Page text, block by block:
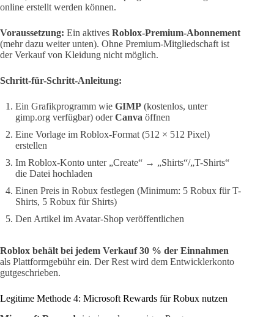
online erstellt werden können.
Voraussetzung: Ein aktives Roblox-Premium-Abonnement
(mehr dazu weiter unten). Ohne Premium-Mitgliedschaft ist
der Verkauf von Kleidung nicht möglich.
Schritt-für-Schritt-Anleitung:
Ein Grafikprogramm wie GIMP (kostenlos, unter
gimp.org verfügbar) oderCanva öffnen
Eine Vorlage im Roblox-Format (512 × 512 Pixel)
erstellen
Im Roblox-Konto unter „Create“ → „Shirts“/„T-Shirts“
die Datei hochladen
Einen Preis in Robux festlegen (Minimum: 5 Robux für T-
Shirts, 5 Robux für Shirts)
Den Artikel im Avatar-Shop veröffentlichen
Roblox behält bei jedem Verkauf 30 % der Einnahmen
als Plattformgebühr ein. Der Rest wird dem Entwicklerkonto
gutgeschrieben.
Legitime Methode 4: Microsoft Rewards für Robux nutzen